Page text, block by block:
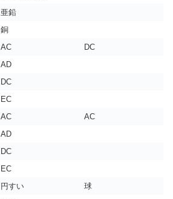
亜鉛
銅
AC
DC
AD
DC
EC
AC
AC
AD
DC
EC
円すい
球